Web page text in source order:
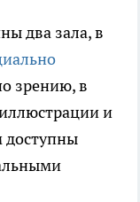
два зала, в
зрению, в
и
доступны